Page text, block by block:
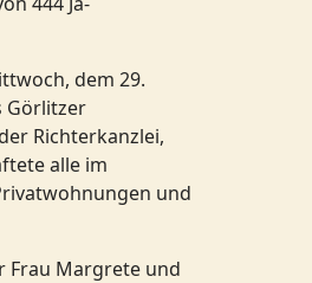
dem 29.
Görlitzer
Richterkanzlei,
alle im
und
Frau Margrete und